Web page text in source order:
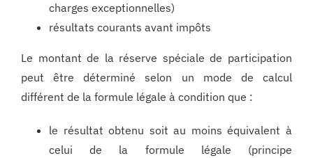
charges exceptionnelles)
résultats courants avant impôts
Le montant de la réserve spéciale de participation
peut être déterminé selon un mode de calcul
différent de la formule légale à condition que :
le résultat obtenu soit au moins équivalent à
celui de la formule légale (principe